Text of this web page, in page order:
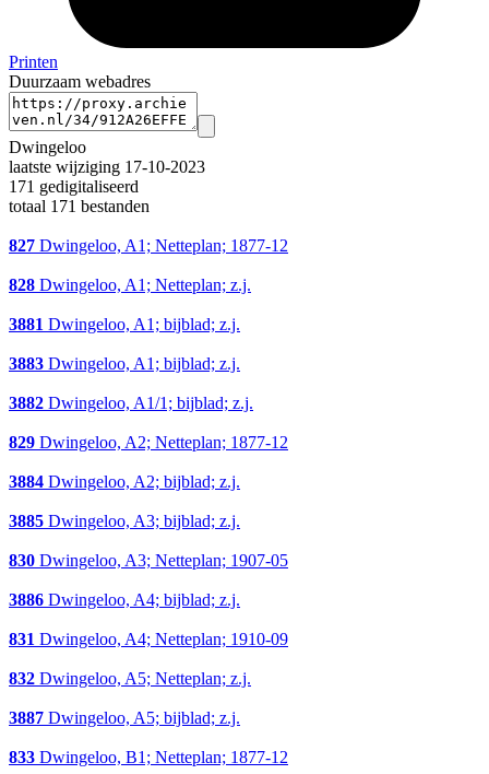
Printen
Duurzaam webadres
Dwingeloo
laatste wijziging 17-10-2023
171 gedigitaliseerd
totaal 171 bestanden
827 Dwingeloo, A1; Netteplan; 1877-12
828 Dwingeloo, A1; Netteplan; z.j.
3881 Dwingeloo, A1; bijblad; z.j.
3883 Dwingeloo, A1; bijblad; z.j.
3882 Dwingeloo, A1/1; bijblad; z.j.
829 Dwingeloo, A2; Netteplan; 1877-12
3884 Dwingeloo, A2; bijblad; z.j.
3885 Dwingeloo, A3; bijblad; z.j.
830 Dwingeloo, A3; Netteplan; 1907-05
3886 Dwingeloo, A4; bijblad; z.j.
831 Dwingeloo, A4; Netteplan; 1910-09
832 Dwingeloo, A5; Netteplan; z.j.
3887 Dwingeloo, A5; bijblad; z.j.
833 Dwingeloo, B1; Netteplan; 1877-12